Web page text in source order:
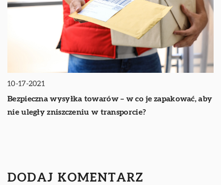
10-17-2021
Bezpieczna wysyłka towarów – w co je zapakować, aby
nie uległy zniszczeniu w transporcie?
DODAJ KOMENTARZ